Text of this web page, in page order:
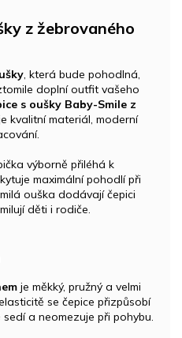
z žebrovaného
, která bude pohodlná,
doplní outfit vašeho
s oušky Baby-Smile z
kvalitní materiál, moderní
výborně přiléhá k
maximální pohodlí při
ouška dodávají čepici
děti i rodiče.
je měkký, pružný a velmi
se čepice přizpůsobí
a neomezuje při pohybu.